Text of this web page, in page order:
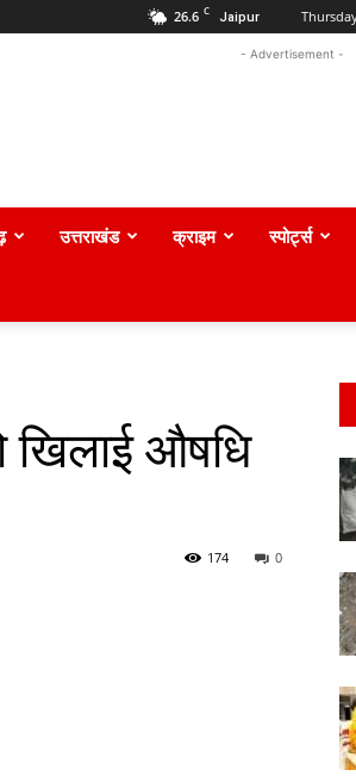
26.6 C Jaipur
- Advertisement -
उत्तराखंड क्राइम स्पोर्ट्स
खिलाई औषधि
0
174